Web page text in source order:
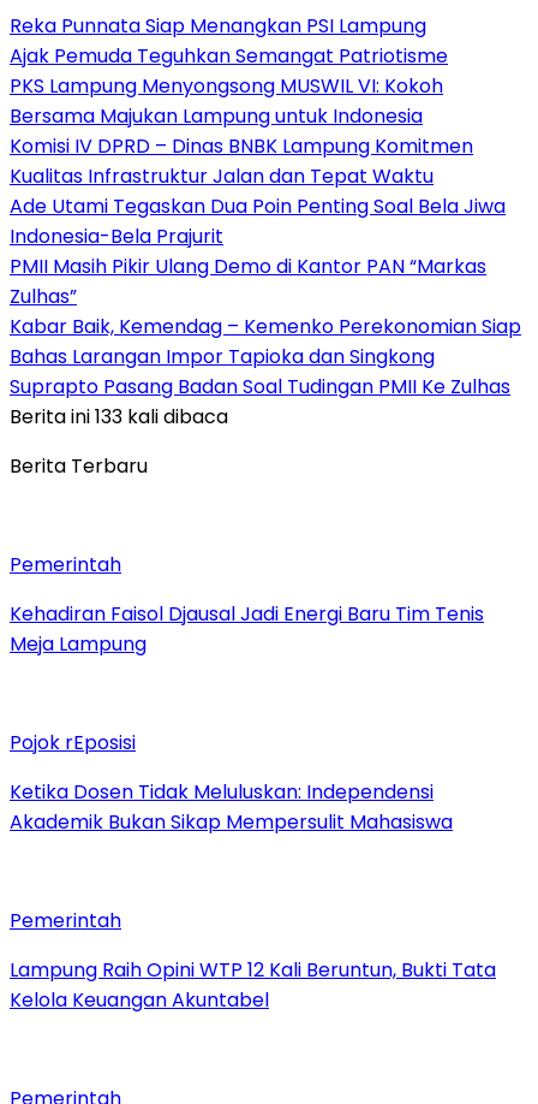
Reka Punnata Siap Menangkan PSI Lampung
Ajak Pemuda Teguhkan Semangat Patriotisme
PKS Lampung Menyongsong MUSWIL VI: Kokoh
Bersama Majukan Lampung untuk Indonesia
Komisi IV DPRD – Dinas BNBK Lampung Komitmen
Kualitas Infrastruktur Jalan dan Tepat Waktu
Ade Utami Tegaskan Dua Poin Penting Soal Bela Jiwa
Indonesia-Bela Prajurit
PMII Masih Pikir Ulang Demo di Kantor PAN “Markas
Zulhas”
Kabar Baik, Kemendag – Kemenko Perekonomian Siap
Bahas Larangan Impor Tapioka dan Singkong
Suprapto Pasang Badan Soal Tudingan PMII Ke Zulhas
Berita ini 133 kali dibaca
Berita Terbaru
Pemerintah
Kehadiran Faisol Djausal Jadi Energi Baru Tim Tenis
Meja Lampung
Pojok rEposisi
Ketika Dosen Tidak Meluluskan: Independensi
Akademik Bukan Sikap Mempersulit Mahasiswa
Pemerintah
Lampung Raih Opini WTP 12 Kali Beruntun, Bukti Tata
Kelola Keuangan Akuntabel
Pemerintah